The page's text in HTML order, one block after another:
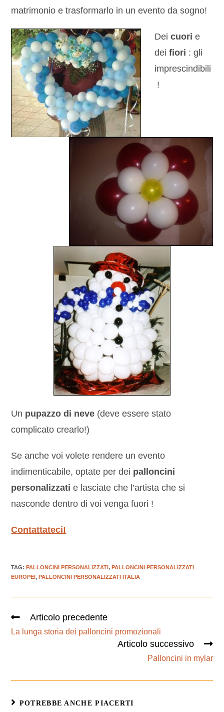
matrimonio e trasformarlo in un evento da sogno!
Deicuori e
dei fiori : gli
imprescindibili
!
Un pupazzo di neve (deve essere stato
complicato crearlo!)
Se anche voi volete rendere un evento
indimenticabile, optate per dei palloncini
personalizzatie lasciate che l’artista che si
nasconde dentro di voi venga fuori !
Contattateci!
TAG:PALLONCINI PERSONALIZZATI, PALLONCINI PERSONALIZZATI
EUROPEI, PALLONCINI PERSONALIZZATI ITALIA
Articolo precedente
La lunga storia dei palloncini promozionali
Articolo successivo
Palloncini in mylar
POTREBBE ANCHE PIACERTI